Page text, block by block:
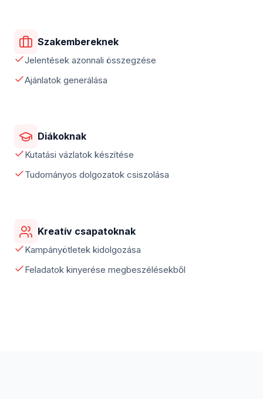
Szakembereknek
Jelentések azonnali összegzése
Ajánlatok generálása
Diákoknak
Kutatási vázlatok készítése
Tudományos dolgozatok csiszolása
Kreatív csapatoknak
Kampányötletek kidolgozása
Feladatok kinyerése megbeszélésekből